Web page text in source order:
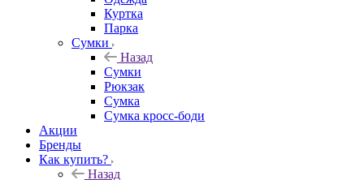
Куртка
Парка
Сумки
Назад
Сумки
Рюкзак
Сумка
Сумка кросс-боди
Акции
Бренды
Как купить?
Назад